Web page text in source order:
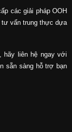
các giải pháp OOH
tư vấn trung thực dựa
hãy liên hệ ngay với
sẵn sàng hỗ trợ bạn